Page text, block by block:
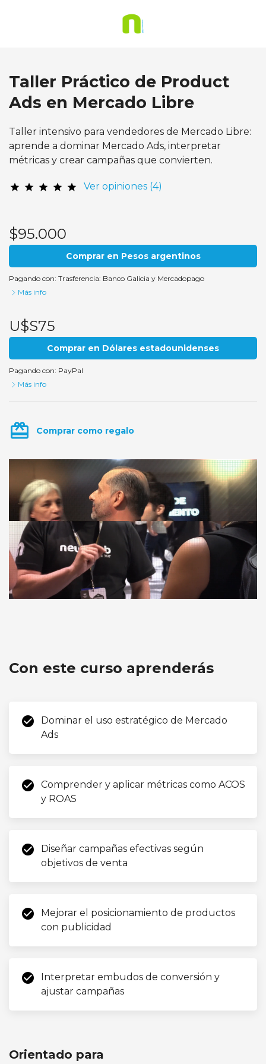
Taller Práctico de Product
Ads en Mercado Libre
Taller intensivo para vendedores de Mercado Libre:
aprende a dominar Mercado Ads, interpretar
métricas y crear campañas que convierten.
star star star star star Ver opiniones (4)
$95.000
Comprar en Pesos argentinos
Pagando con: Trasferencia: Banco Galicia y Mercadopago
Más info
U$S75
Comprar en Dólares estadounidenses
Pagando con: PayPal
Más info
card_giftcard Comprar como regalo
Con este curso aprenderás
check_circle
Dominar el uso estratégico de Mercado
Ads
check_circle
Comprender y aplicar métricas como ACOS
y ROAS
check_circle
Diseñar campañas efectivas según
objetivos de venta
check_circle
Mejorar el posicionamiento de productos
con publicidad
check_circle
Interpretar embudos de conversión y
ajustar campañas
Orientado para